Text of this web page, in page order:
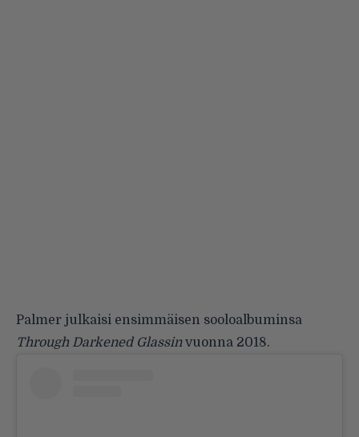
Palmer julkaisi ensimmäisen sooloalbuminsa
Through Darkened Glassinvuonna 2018.